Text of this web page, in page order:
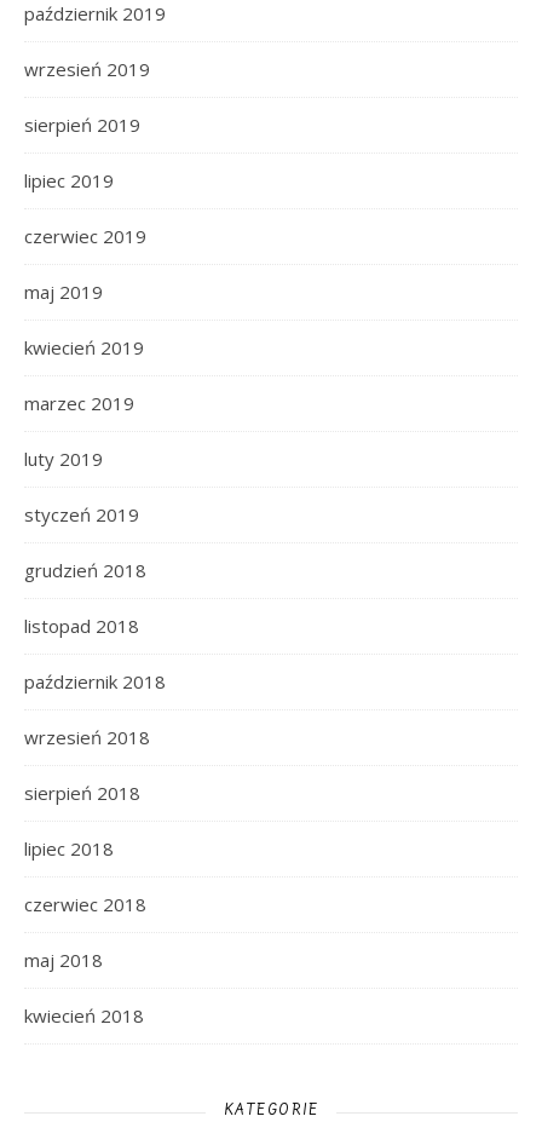
październik 2019
wrzesień 2019
sierpień 2019
lipiec 2019
czerwiec 2019
maj 2019
kwiecień 2019
marzec 2019
luty 2019
styczeń 2019
grudzień 2018
listopad 2018
październik 2018
wrzesień 2018
sierpień 2018
lipiec 2018
czerwiec 2018
maj 2018
kwiecień 2018
KATEGORIE